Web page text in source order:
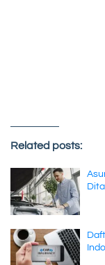
Related posts: